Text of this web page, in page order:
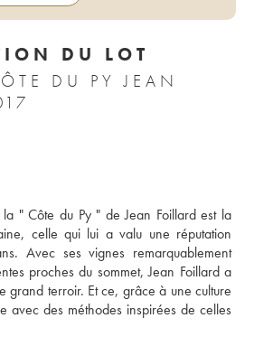
DU LOT
DU PY JEAN
" Côte du Py " de Jean Foillard est la
celle qui lui a valu une réputation
Avec ses vignes remarquablement
proches du sommet, Jean Foillard a
grand terroir. Et ce, grâce à une culture
avec des méthodes inspirées de celles